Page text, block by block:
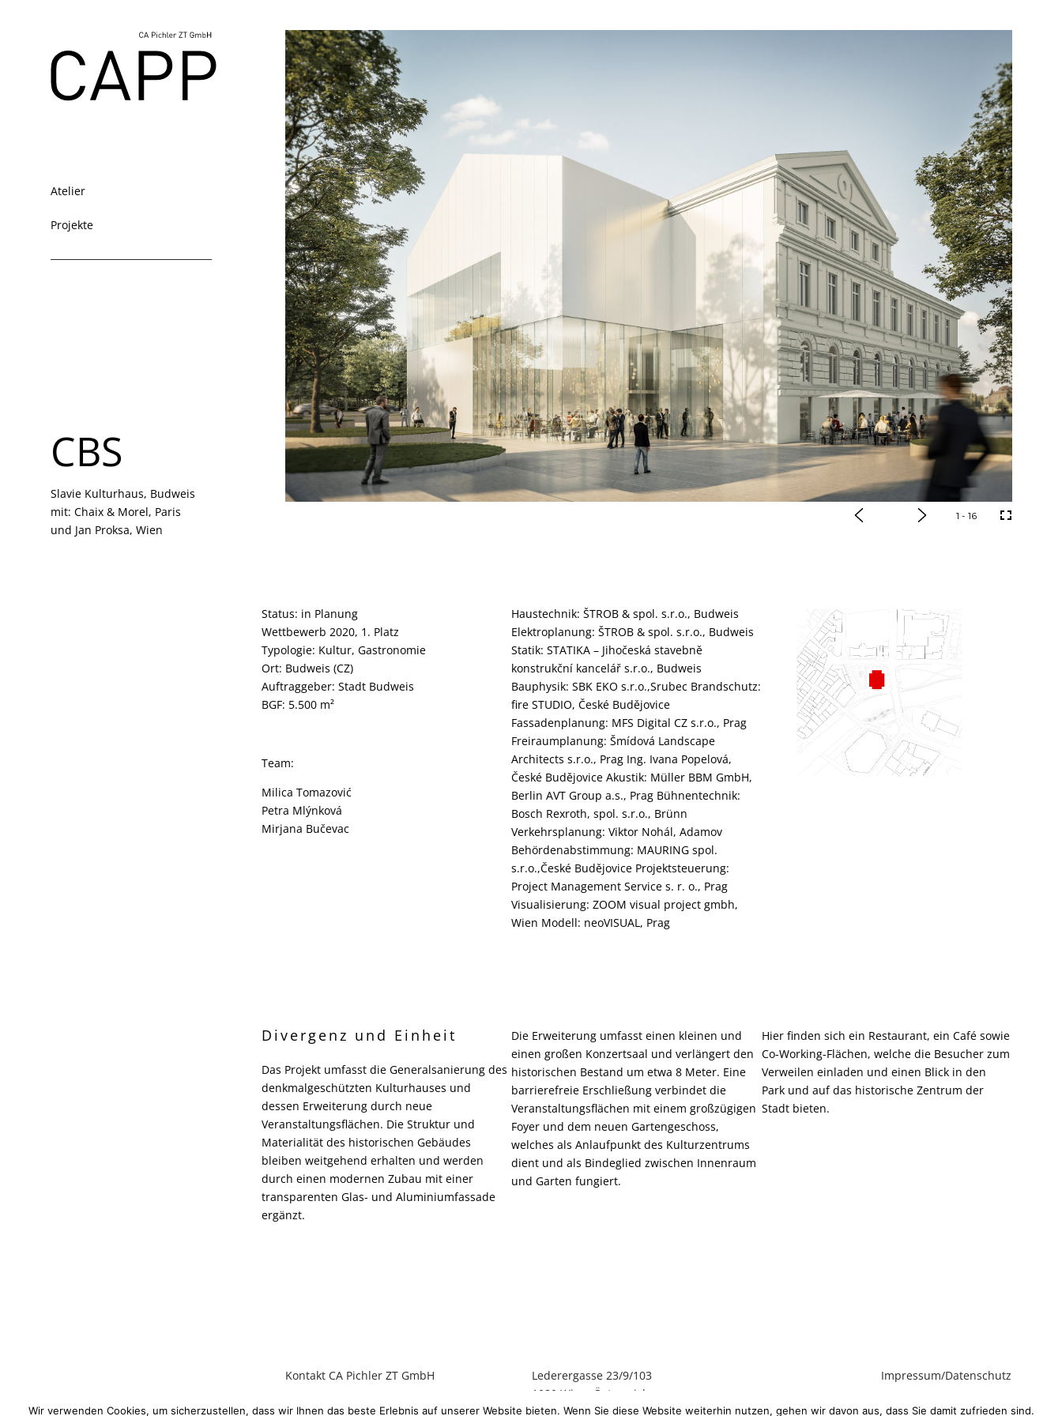
Atelier
Projekte
CBS
Slavie Kulturhaus, Budweis
mit: Chaix & Morel, Paris
und Jan Proksa, Wien
CBS
Slavie Kulturhaus, Budweis
mit: Chaix & Morel, Paris
und Jan Proksa, Wien
1 - 16
Status: in Planung
Wettbewerb 2020, 1. Platz
Typologie: Kultur, Gastronomie
Ort: Budweis (CZ)
Auftraggeber: Stadt Budweis
BGF: 5.500 m²
Team:
Milica Tomazović
Petra Mlýnková
Mirjana Bučevac
Haustechnik: ŠTROB & spol. s.r.o., Budweis
Elektroplanung: ŠTROB & spol. s.r.o., Budweis
Statik: STATIKA – Jihočeská stavebně
konstrukční kancelář s.r.o., Budweis
Bauphysik: SBK EKO s.r.o.,Srubec Brandschutz:
fire STUDIO, České Budějovice
Fassadenplanung: MFS Digital CZ s.r.o., Prag
Freiraumplanung: Šmídová Landscape
Architects s.r.o., Prag Ing. Ivana Popelová,
České Budějovice Akustik: Müller BBM GmbH,
Berlin AVT Group a.s., Prag Bühnentechnik:
Bosch Rexroth, spol. s.r.o., Brünn
Verkehrsplanung: Viktor Nohál, Adamov
Behördenabstimmung: MAURING spol.
s.r.o.,České Budějovice Projektsteuerung:
Project Management Service s. r. o., Prag
Visualisierung: ZOOM visual project gmbh,
Wien Modell: neoVISUAL, Prag
Divergenz und Einheit
Das Projekt umfasst die Generalsanierung des
denkmalgeschützten Kulturhauses und
dessen Erweiterung durch neue
Veranstaltungsflächen. Die Struktur und
Materialität des historischen Gebäudes
bleiben weitgehend erhalten und werden
durch einen modernen Zubau mit einer
transparenten Glas- und Aluminiumfassade
ergänzt.
Die Erweiterung umfasst einen kleinen und
einen großen Konzertsaal und verlängert den
historischen Bestand um etwa 8 Meter. Eine
barrierefreie Erschließung verbindet die
Veranstaltungsflächen mit einem großzügigen
Foyer und dem neuen Gartengeschoss,
welches als Anlaufpunkt des Kulturzentrums
dient und als Bindeglied zwischen Innenraum
und Garten fungiert.
Hier finden sich ein Restaurant, ein Café sowie
Co-Working-Flächen, welche die Besucher zum
Verweilen einladen und einen Blick in den
Park und auf das historische Zentrum der
Stadt bieten.
Kontakt CA Pichler ZT GmbH
Lederergasse 23/9/103
1080 Wien, Österreich
T +43 1 9974 217
Impressum/Datenschutz
Wir verwenden Cookies, um sicherzustellen, dass wir Ihnen das beste Erlebnis auf unserer Website bieten. Wenn Sie diese Website weiterhin nutzen, gehen wir davon aus, dass Sie damit zufrieden sind.